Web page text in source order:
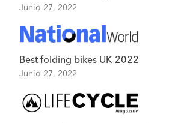
Junio 27, 2022
Best folding bikes UK 2022
Junio 27, 2022